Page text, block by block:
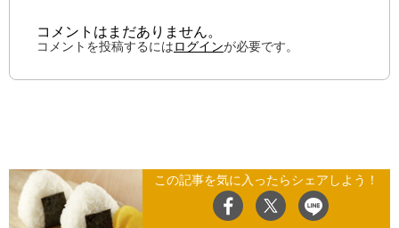
コメントはまだありません。
コメントを投稿するにはログインが必要です。
この記事を気に入ったらシェアしよう！